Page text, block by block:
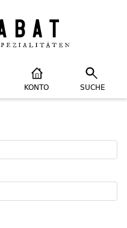
KONTO SUCHE